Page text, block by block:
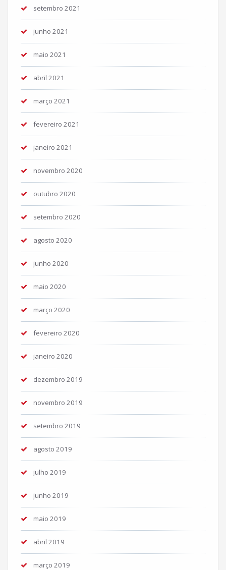
setembro 2021
junho 2021
maio 2021
abril 2021
março 2021
fevereiro 2021
janeiro 2021
novembro 2020
outubro 2020
setembro 2020
agosto 2020
junho 2020
maio 2020
março 2020
fevereiro 2020
janeiro 2020
dezembro 2019
novembro 2019
setembro 2019
agosto 2019
julho 2019
junho 2019
maio 2019
abril 2019
março 2019